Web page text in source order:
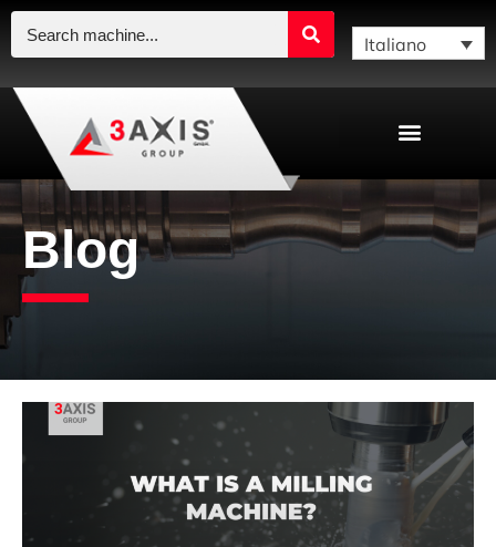
Italiano
Blog